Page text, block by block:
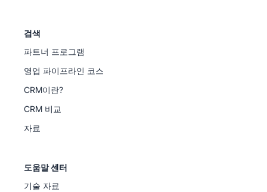
검색
파트너 프로그램
영업 파이프라인 코스
CRM이란?
CRM 비교
자료
도움말 센터
기술 자료